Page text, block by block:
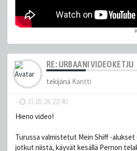
RE: URBAANI VIDEOKETJU
tekijänä Kantti
- 31.05.26 22:40
Hieno video!
Turussa valmistetut Mein Shiff -alukset
jotkut niistä, käyvät kesällä Pernon